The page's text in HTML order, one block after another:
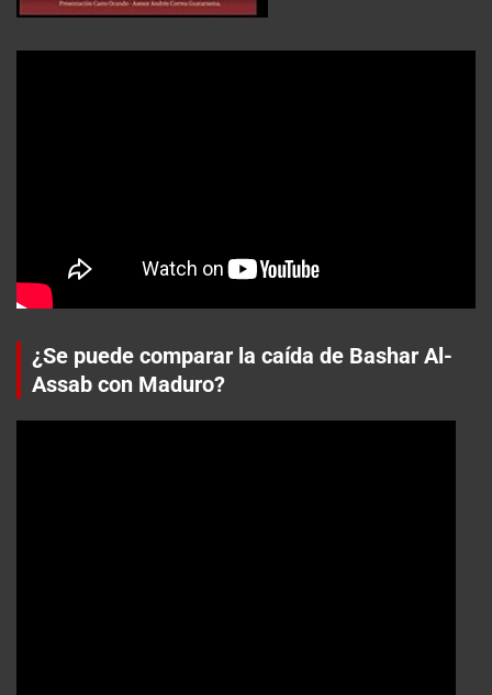
¿Se puede comparar la caída de Bashar Al-
Assab con Maduro?